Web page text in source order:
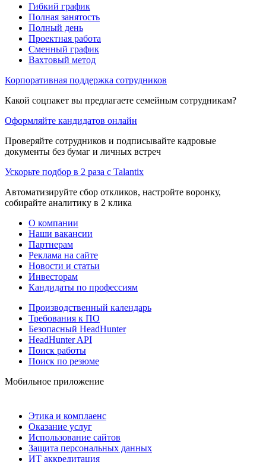
Гибкий график
Полная занятость
Полный день
Проектная работа
Сменный график
Вахтовый метод
Корпоративная поддержка сотрудников
Какой соцпакет вы предлагаете семейным сотрудникам?
Оформляйте кандидатов онлайн
Проверяйте сотрудников и подписывайте кадровые
документы без бумаг и личных встреч
Ускорьте подбор в 2 раза с Talantix
Автоматизируйте сбор откликов, настройте воронку,
собирайте аналитику в 2 клика
О компании
Наши вакансии
Партнерам
Реклама на сайте
Новости и статьи
Инвесторам
Кандидаты по профессиям
Производственный календарь
Требования к ПО
Безопасный HeadHunter
HeadHunter API
Поиск работы
Поиск по резюме
Мобильное приложение
Этика и комплаенс
Оказание услуг
Использование сайтов
Защита персональных данных
ИТ аккредитация